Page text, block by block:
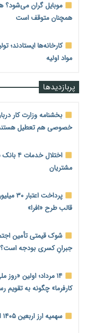
همچنان متوقف است
کارخانه‌ها ایستادند؛
مواد اولیه
قیمت مسکن در دست
منابع صندوق ملی
هشدار درباره آینده
ترمیم مزد در راه
وام بدون رتبه
پربازدیدها
بخشنامه وزارت کار
خصوصی هم تعطیل
مشتریان
قالب طرح «افرا»
شوک قیمتی تأمین
جبرانِ کسری بودجه است؟
۱۴ مرداد؛ اولین
کارفرما» چگونه به
سهمیه ارز اربعین ۱۴۰۵ اعلام شد؛ ۲۰۰ هزار دینار برای هر زائر